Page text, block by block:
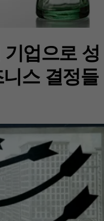
업으로 성
스 결정들